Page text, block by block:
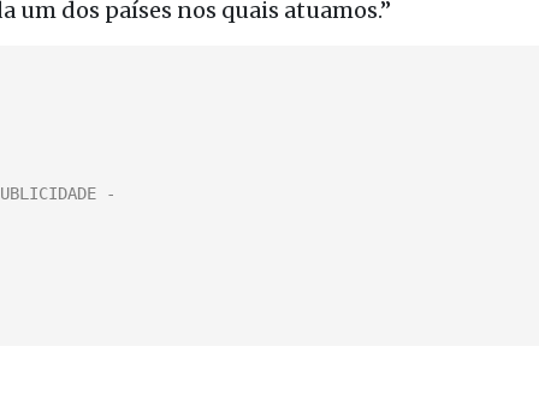
um dos países nos quais atuamos.”